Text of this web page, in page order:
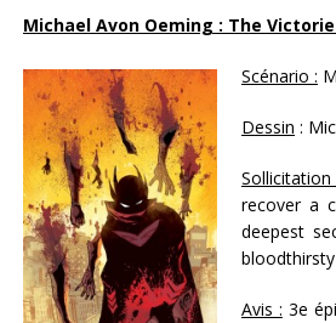
Michael Avon Oeming : The
Scénario :
Dessin :
Sollicitation
recover a
deepest
bloodthirsty
Avis : 3e